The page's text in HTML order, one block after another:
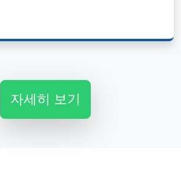
자세히 보기